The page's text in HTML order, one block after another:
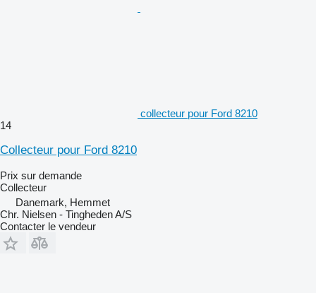
collecteur pour Ford 8210
14
Collecteur pour Ford 8210
Prix sur demande
Collecteur
Danemark, Hemmet
Chr. Nielsen - Tingheden A/S
Contacter le vendeur